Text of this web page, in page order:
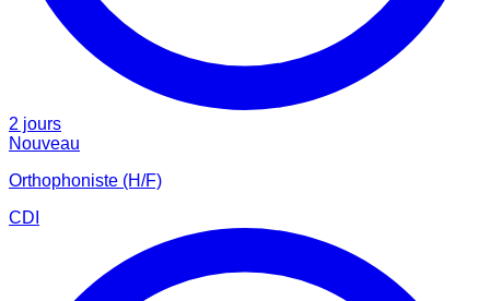
2 jours
Nouveau
Orthophoniste (H/F)
CDI